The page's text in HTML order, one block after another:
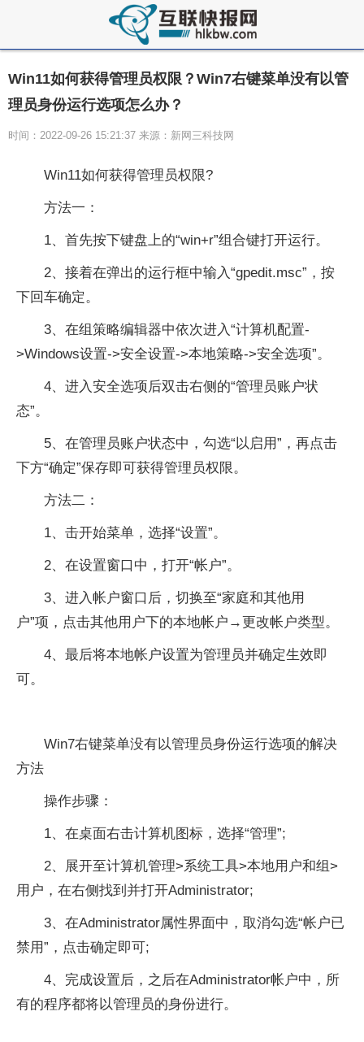
Win11如何获得管理员权限？Win7右键菜单没有以管
理员身份运行选项怎么办？
时间：2022-09-26 15:21:37 来源：新网三科技网
Win11如何获得管理员权限?
方法一：
1、首先按下键盘上的“win+r”组合键打开运行。
2、接着在弹出的运行框中输入“gpedit.msc”，按
下回车确定。
3、在组策略编辑器中依次进入“计算机配置-
>Windows设置->安全设置->本地策略->安全选项”。
4、进入安全选项后双击右侧的“管理员账户状
态”。
5、在管理员账户状态中，勾选“以启用”，再点击
下方“确定”保存即可获得管理员权限。
方法二：
1、击开始菜单，选择“设置”。
2、在设置窗口中，打开“帐户”。
3、进入帐户窗口后，切换至“家庭和其他用
户”项，点击其他用户下的本地帐户→更改帐户类型。
4、最后将本地帐户设置为管理员并确定生效即
可。
Win7右键菜单没有以管理员身份运行选项的解决
方法
操作步骤：
1、在桌面右击计算机图标，选择“管理”;
2、展开至计算机管理>系统工具>本地用户和组>
用户，在右侧找到并打开Administrator;
3、在Administrator属性界面中，取消勾选“帐户已
禁用”，点击确定即可;
4、完成设置后，之后在Administrator帐户中，所
有的程序都将以管理员的身份进行。